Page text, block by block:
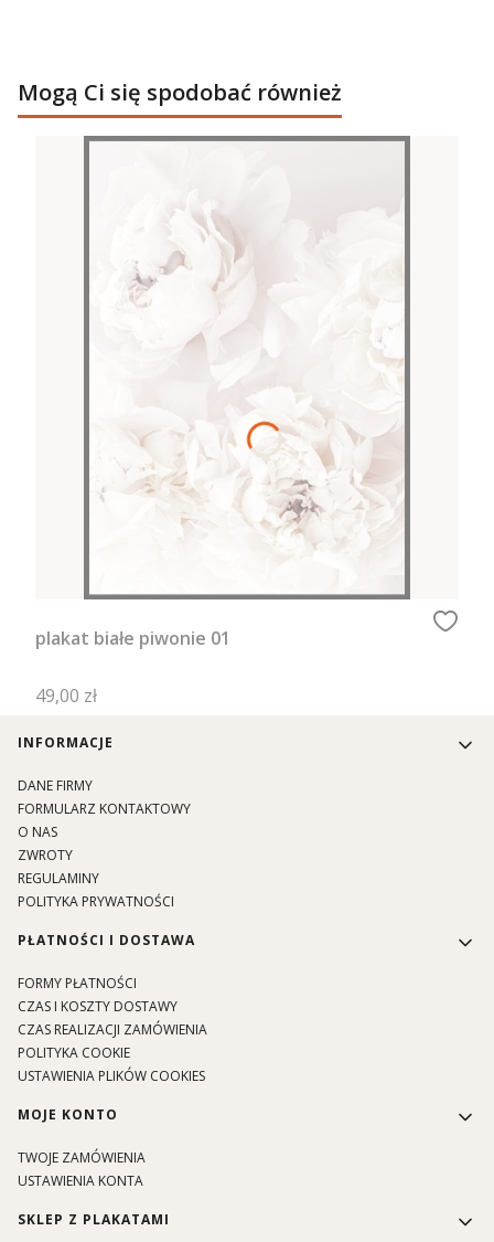
Mogą Ci się spodobać również
plakat białe piwonie 01
Cena
49,00 zł
Linki w stopce
INFORMACJE
DANE FIRMY
FORMULARZ KONTAKTOWY
O NAS
ZWROTY
REGULAMINY
POLITYKA PRYWATNOŚCI
PŁATNOŚCI I DOSTAWA
FORMY PŁATNOŚCI
CZAS I KOSZTY DOSTAWY
CZAS REALIZACJI ZAMÓWIENIA
POLITYKA COOKIE
USTAWIENIA PLIKÓW COOKIES
MOJE KONTO
TWOJE ZAMÓWIENIA
USTAWIENIA KONTA
SKLEP Z PLAKATAMI